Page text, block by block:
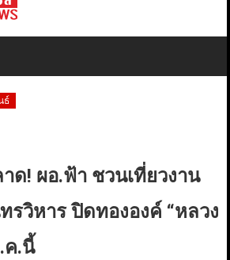
ธ์
ด! ผอ.ฟ้า ชวนเที่ยวงาน
รวิหาร ปิดทององค์ “หลวง
ค.นี้